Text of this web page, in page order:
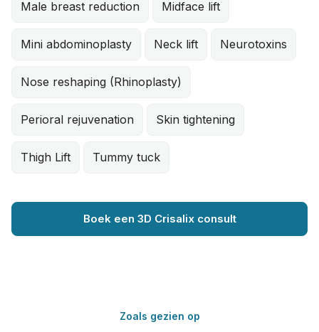
Male breast reduction Midface lift
Mini abdominoplasty Neck lift Neurotoxins
Nose reshaping (Rhinoplasty)
Perioral rejuvenation Skin tightening
Thigh Lift Tummy tuck
Boek een 3D Crisalix consult
Zoals gezien op